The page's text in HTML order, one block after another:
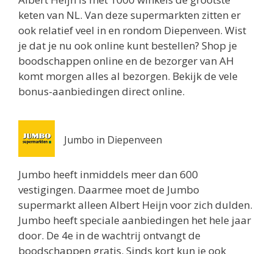
Routebeschrijving
Jumbo Utrecht
Biltstraat 74
Utrecht 3572BG
0.8 km
Albert Heijn Utrecht
Oudenoord 1
0.9 km
Routebeschrijving
Albert Heijn Utrecht
Burgemeester Reigerstraat 57
keten van NL. Van deze supermarkten zitten er
ook relatief veel in en rondom Diepenveen. Wist
je dat je nu ook online kunt bestellen? Shop je
boodschappen online en de bezorger van AH
komt morgen alles al bezorgen. Bekijk de vele
bonus-aanbiedingen direct online.
Jumbo in Diepenveen
Jumbo heeft inmiddels meer dan 600
vestigingen. Daarmee moet de Jumbo
supermarkt alleen Albert Heijn voor zich dulden.
Jumbo heeft speciale aanbiedingen het hele jaar
door. De 4e in de wachtrij ontvangt de
boodschappen gratis. Sinds kort kun je ook